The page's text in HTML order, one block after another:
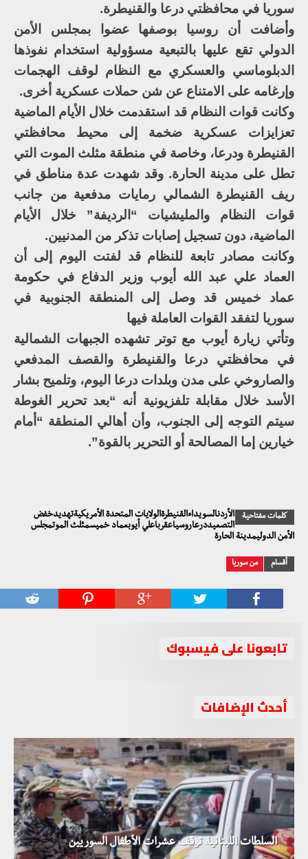
سوريا في محافظتي درعا والقنيطرة.
وأضافت أن روسيا بوصفها عضوا بمجلس الأمن
الدولي تقع عليها بالتبعية مسؤولية استخدام نفوذها
الدبلوماسي والعسكري مع النظام لوقف الهجمات
وإرغامه على الامتناع عن شن حملات عسكرية أخرى.
وكانت قوات النظام قد استقدمت خلال الأيام الماضية
تعزايزات عسكرية ضخمة إلى محيط محافظتي
القنيطرة ودرعا، وخاصة في منطقة مثلث الموت التي
تطل على مدينة الحارة. وقد شهدت عدة مناطق في
ريف القنيطرة الشمالي رمايات مدفعية من جانب
قوات النظام والمليشيات “الرديفة” خلال الأيام
الماضية، دون تسجيل إصابات تذكر من المدنيين.
وكانت مصادر تابعة للنظام قد لفتت اليوم إلى أن
العماد علي عبد الله أيوب وزير الدفاع في حكومة
عماد خميس قد وصل إلى المنطقة الجنوبية في
سوريا لتفقد القوات العاملة فيها
وتأتي زيارة أيوب مع توتر تشهده الجبهات الشمالية
في محافظتي درعا والقنيطرة والقصف المدفعي
والصاروخي على مدن وبلدات درعا اليوم، وتلميح بشار
الأسد خلال مقابلة تلفزيونية أنه “بعد تحرير الغوطة
سيتم التوجه إلى الجنوب، وأن أهالي المنطقة “أمام
خيارين إما المصالحة أو التحرير بالقوة”.
كلمات مفتاحية
الأردنالسويداءالقنيطرةالولايات المتحدة الأمريكيةتهديدخفض
التصعيددرعاروسياعقرباعلي أيوبعماد خميسمثلث الموتمجلس
الأمن الدوليمدينة الحارة
أقسام من سوريا
تابعونا على فيسبوك
أحدث الإضافات
السلطات اللبنانية توقف عشرات الأطفال السوريين